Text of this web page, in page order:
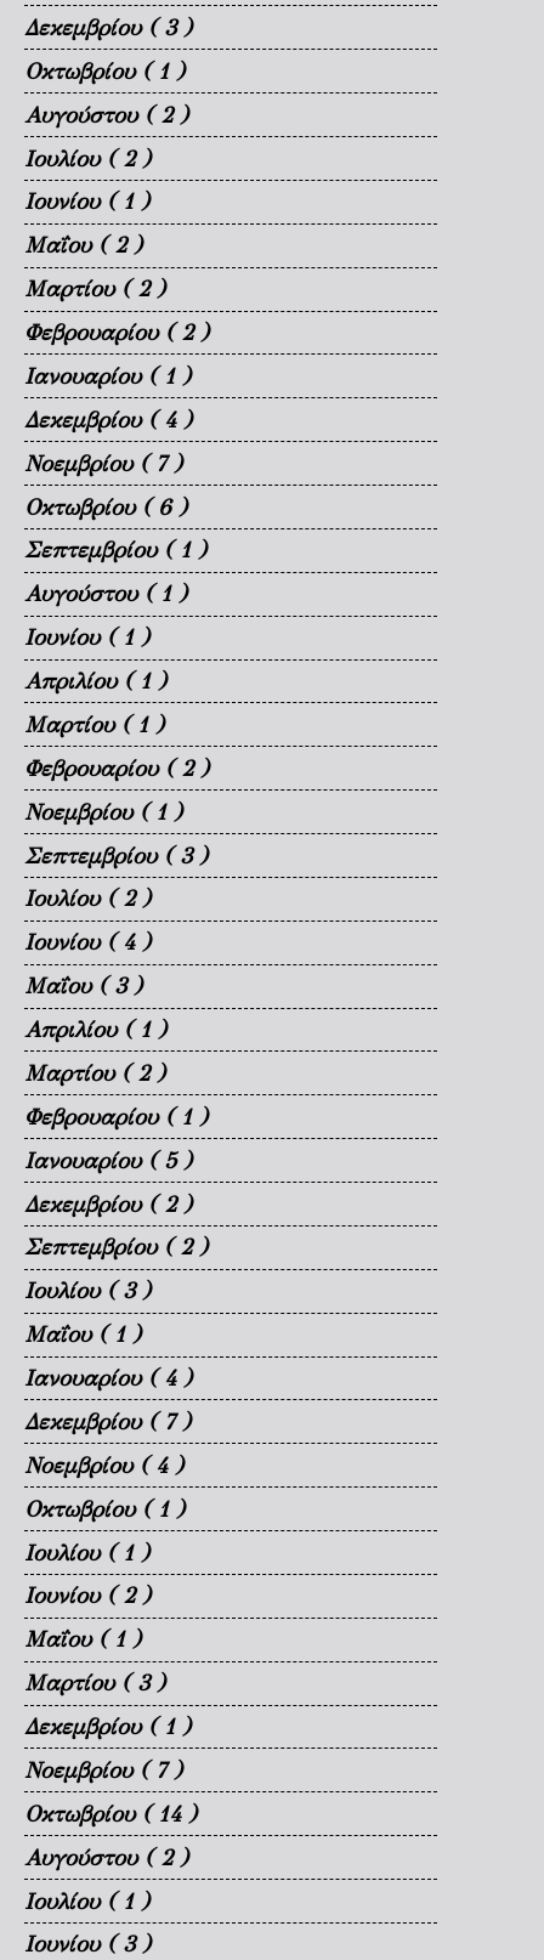
Δεκεμβρίου ( 3 )
Οκτωβρίου ( 1 )
Αυγούστου ( 2 )
Ιουλίου ( 2 )
Ιουνίου ( 1 )
Μαΐου ( 2 )
Μαρτίου ( 2 )
Φεβρουαρίου ( 2 )
Ιανουαρίου ( 1 )
Δεκεμβρίου ( 4 )
Νοεμβρίου ( 7 )
Οκτωβρίου ( 6 )
Σεπτεμβρίου ( 1 )
Αυγούστου ( 1 )
Ιουνίου ( 1 )
Απριλίου ( 1 )
Μαρτίου ( 1 )
Φεβρουαρίου ( 2 )
Νοεμβρίου ( 1 )
Σεπτεμβρίου ( 3 )
Ιουλίου ( 2 )
Ιουνίου ( 4 )
Μαΐου ( 3 )
Απριλίου ( 1 )
Μαρτίου ( 2 )
Φεβρουαρίου ( 1 )
Ιανουαρίου ( 5 )
Δεκεμβρίου ( 2 )
Σεπτεμβρίου ( 2 )
Ιουλίου ( 3 )
Μαΐου ( 1 )
Ιανουαρίου ( 4 )
Δεκεμβρίου ( 7 )
Νοεμβρίου ( 4 )
Οκτωβρίου ( 1 )
Ιουλίου ( 1 )
Ιουνίου ( 2 )
Μαΐου ( 1 )
Μαρτίου ( 3 )
Δεκεμβρίου ( 1 )
Νοεμβρίου ( 7 )
Οκτωβρίου ( 14 )
Αυγούστου ( 2 )
Ιουλίου ( 1 )
Ιουνίου ( 3 )